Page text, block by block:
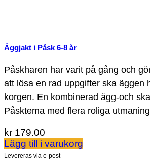
Äggjakt i Påsk 6-8 år
Påskharen har varit på gång och
att lösa en rad uppgifter ska äggen
korgen. En kombinerad ägg-och
Påsktema med flera roliga
kr 179.00
Lägg till i varukorg
Levereras via e-post